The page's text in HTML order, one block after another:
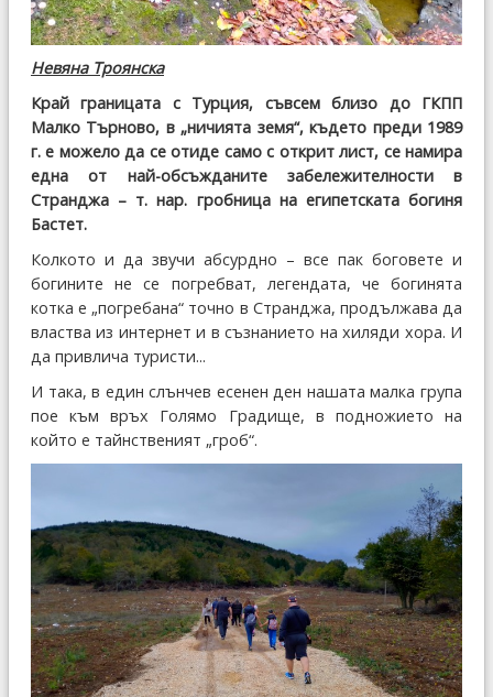
Невяна Троянска
Край границата с Турция, съвсем близо до ГКПП
Малко Търново, в „ничията земя“, където преди 1989
г. е можело да се отиде само с открит лист, се намира
една от най-обсъжданите забележителности в
Странджа – т. нар. гробница на египетската богиня
Бастет.
Колкото и да звучи абсурдно – все пак боговете и
богините не се погребват, легендата, че богинята
котка е „погребана“ точно в Странджа, продължава да
властва из интернет и в съзнанието на хиляди хора. И
да привлича туристи...
И така, в един слънчев есенен ден нашата малка група
пое към връх Голямо Градище, в подножието на
който е тайнственият „гроб“.